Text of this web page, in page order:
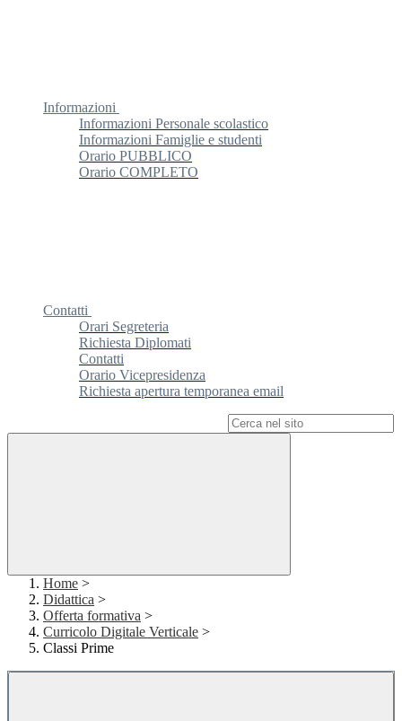
Informazioni
Informazioni Personale scolastico
Informazioni Famiglie e studenti
Orario PUBBLICO
Orario COMPLETO
Contatti
Orari Segreteria
Richiesta Diplomati
Contatti
Orario Vicepresidenza
Richiesta apertura temporanea email
Home >
Didattica >
Offerta formativa >
Curricolo Digitale Verticale >
Classi Prime